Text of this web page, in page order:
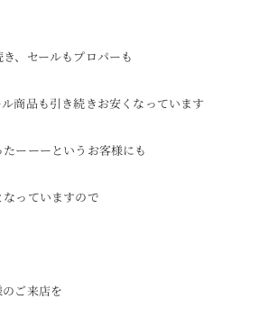
、セールもプロパーも
商品も引き続きお安くなっています
ーーーというお客様にも
っていますので
ご来店を